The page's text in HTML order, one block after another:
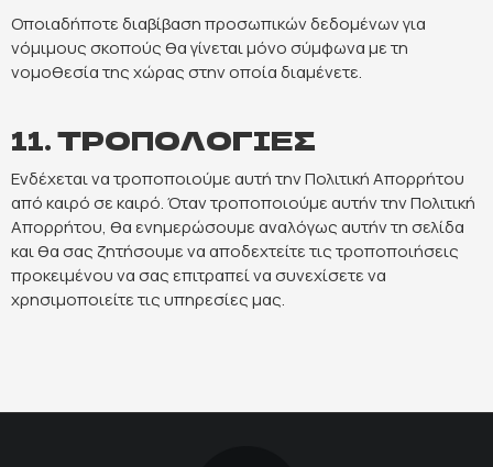
Οποιαδήποτε διαβίβαση προσωπικών δεδομένων για
νόμιμους σκοπούς θα γίνεται μόνο σύμφωνα με τη
νομοθεσία της χώρας στην οποία διαμένετε.
11. ΤΡΟΠΟΛΟΓΙΕΣ
Ενδέχεται να τροποποιούμε αυτή την Πολιτική Απορρήτου
από καιρό σε καιρό. Όταν τροποποιούμε αυτήν την Πολιτική
Απορρήτου, θα ενημερώσουμε αναλόγως αυτήν τη σελίδα
και θα σας ζητήσουμε να αποδεχτείτε τις τροποποιήσεις
προκειμένου να σας επιτραπεί να συνεχίσετε να
χρησιμοποιείτε τις υπηρεσίες μας.